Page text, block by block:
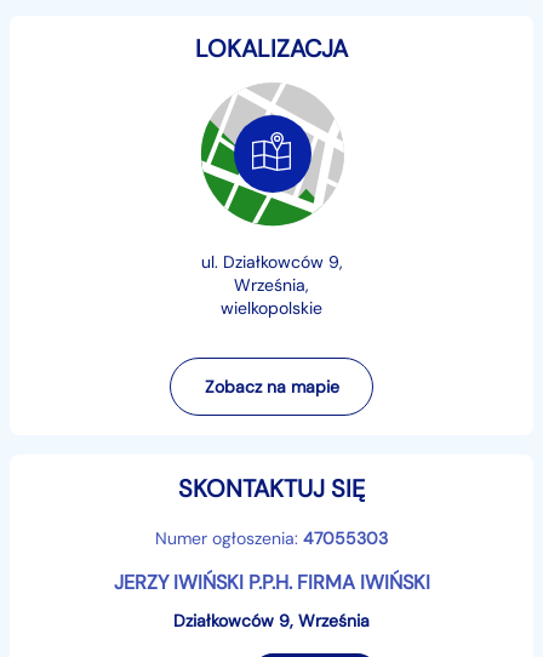
regulator stałej prędkości
wspomaganie kierownicy
Zapraszam do obejrzenia i kontaktu w celu uzyskania
szczegółowych informacji.
Na dodatkowe pytania odpowiem telefonicznie
LOKALIZACJA
ul. Działkowców 9,
Września,
wielkopolskie
Zobacz na mapie
SKONTAKTUJ SIĘ
Numer ogłoszenia: 47055303
JERZY IWIŃSKI P.P.H. FIRMA IWIŃSKI
Działkowców 9, Września